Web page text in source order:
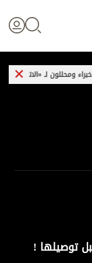
لـ «الاتحاد»: هجمات
توصيلها !